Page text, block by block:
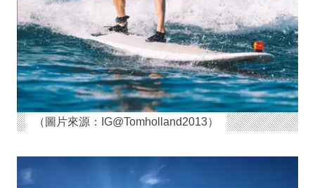
（圖片來源：IG@Tomholland2013）